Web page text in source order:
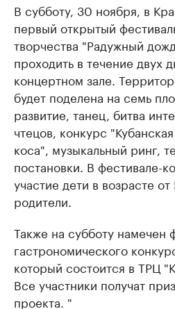
В субботу, 30 ноября, в
первый открытый
творчества "Радужный
проходить в течение двух
концертном зале.
будет поделена на семь
развитие, танец, битва
чтецов, конкурс
коса", музыкальный ринг,
постановки. В фестивале-
участие дети в возрасте
родители.
Также на субботу намечен
гастрономического
который состоится в ТРЦ
Все участники получат
проекта. "